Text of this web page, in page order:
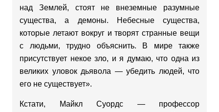
над Землей, стоят не внеземные разумные
существа, а демоны. Небесные существа,
которые летают вокруг и творят странные вещи
с людьми, трудно объяснить. В мире также
присутствует некое зло, и я думаю, что одна из
великих уловок дьявола — убедить людей, что
его не существует».
Кстати, Майкл Суордс — профессор